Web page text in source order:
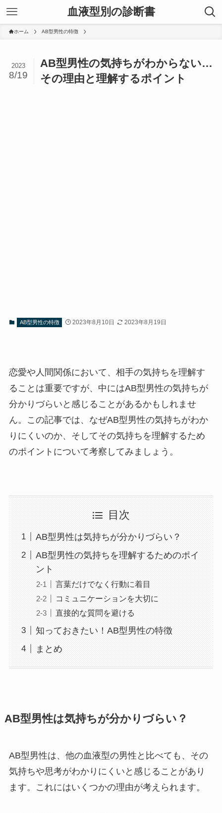
血液型別の診断書
ホーム AB型男性の特徴
AB型男性の気持ちがわからない…
その理由と理解するポイント
2023
8/19
AB型男性の特徴 2023年8月10日 2023年8月19日
恋愛や人間関係において、相手の気持ちを理解す
ることは重要ですが、中にはAB型男性の気持ちが
分かりづらいと感じることがあるかもしれませ
ん。この記事では、なぜAB型男性の気持ちがわか
りにくいのか、そしてその気持ちを理解するため
のポイントについて考察してみましょう。
目次
AB型男性は気持ちが分かりづらい？
AB型男性の気持ちを理解するためのポイ
ント
言葉だけでなく行動に着目
コミュニケーションを大切に
直接的な質問を避ける
知っておきたい！AB型男性の特徴
まとめ
AB型男性は気持ちが分かりづらい？
AB型男性は、他の血液型の男性と比べても、その
気持ちや思考がわかりにくいと感じることがあり
ます。これにはいくつかの理由が考えられます。